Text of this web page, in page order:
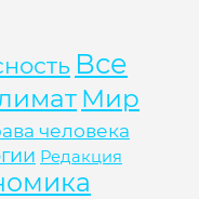
Все
Мир
человека
Редакция